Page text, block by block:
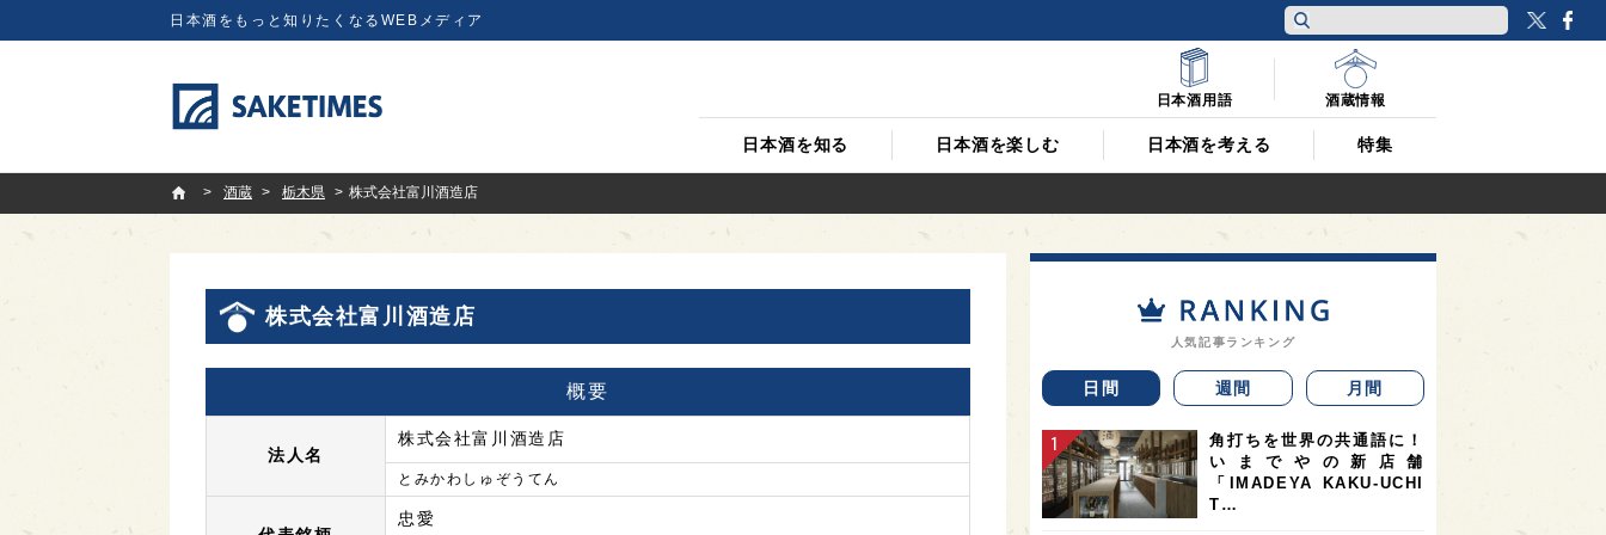
日本酒をもっと知りたくなるWEBメディア
日本酒を知る 日本酒を楽しむ 日本酒を考える 特集
日本酒用語 酒蔵情報
SAKETIMES
酒蔵
栃木県 株式会社富川酒造店
株式会社富川酒造店
概要
法人名
株式会社富川酒造店
とみかわしゅぞうてん
忠愛
人気記事ランキング
日間 週間 月間
角打ちを世界の共通語に！
いまでやの新店舗
「IMADEYA KAKU-UCHI
T…